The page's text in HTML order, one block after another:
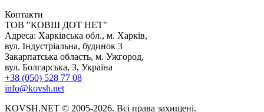
Контакти
TOB "КОВШ ДОТ НЕТ"
Адреса: Харківська обл., м. Харків,
вул. Індустріальна, будинок 3
Закарпатська область, м. Ужгород,
вул. Болгарська, 3, Україна
+38 (050) 528 77 08
info@kovsh.net
KOVSH.NET © 2005-2026. Всі права захищені.